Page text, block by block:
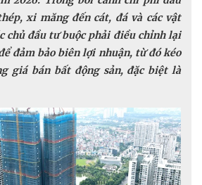
xi măng đến cát, đá và các vật
chủ đầu tư buộc phải điều chỉnh lại
đảm bảo biên lợi nhuận, từ đó kéo
giá bán bất động sản, đặc biệt là